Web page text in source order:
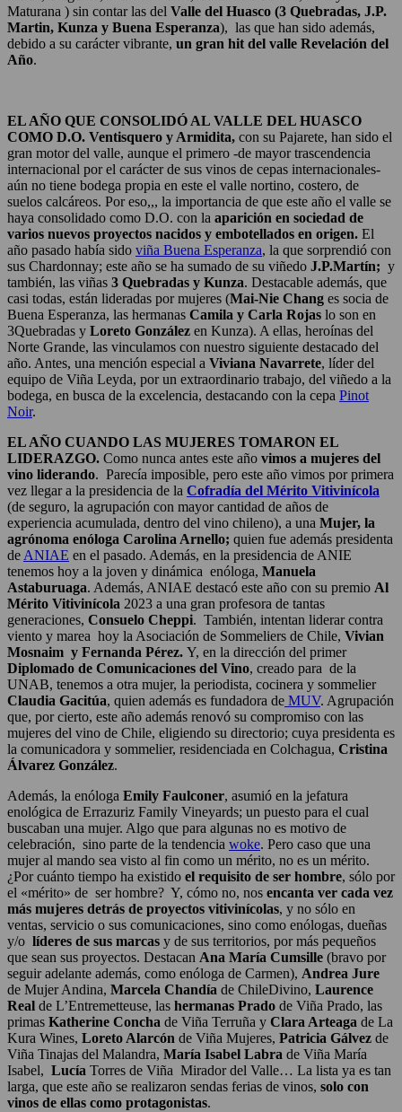
Maturana ) sin contar las del Valle del Huasco (3 Quebradas, J.P.
Martin, Kunza y Buena Esperanza), las que han sido además,
debido a su carácter vibrante, un gran hit del valle Revelación del
Año.
EL AÑO QUE CONSOLIDÓ AL VALLE DEL HUASCO
COMO D.O. Ventisquero y Armidita, con su Pajarete, han sido el
gran motor del valle, aunque el primero -de mayor trascendencia
internacional por el carácter de sus vinos de cepas internacionales-
aún no tiene bodega propia en este el valle nortino, costero, de
suelos calcáreos. Por eso,,, la importancia de que este año el valle se
haya consolidado como D.O. con la aparición en sociedad de
varios nuevos proyectos nacidos y embotellados en origen. El
año pasado había sido viña Buena Esperanza, la que sorprendió con
sus Chardonnay; este año se ha sumado de su viñedo J.P.Martín; y
también, las viñas 3 Quebradas y Kunza. Destacable además, que
casi todas, están lideradas por mujeres (Mai-Nie Chang es socia de
Buena Esperanza, las hermanas Camila y Carla Rojas lo son en
3Quebradas y Loreto González en Kunza). A ellas, heroínas del
Norte Grande, las vinculamos con nuestro siguiente destacado del
año. Antes, una mención especial a Viviana Navarrete, líder del
equipo de Viña Leyda, por un extraordinario trabajo, del viñedo a la
bodega, en busca de la excelencia, destacando con la cepa Pinot
Noir.
EL AÑO CUANDO LAS MUJERES TOMARON EL
LIDERAZGO. Como nunca antes este año vimos a mujeres del
vino liderando. Parecía imposible, pero este año vimos por primera
vez llegar a la presidencia de la Cofradía del Mérito Vitivinícola
(de seguro, la agrupación con mayor cantidad de años de
experiencia acumulada, dentro del vino chileno), a una Mujer, la
agrónoma enóloga Carolina Arnello; quien fue además presidenta
deANIAE en el pasado. Además, en la presidencia de ANIE
tenemos hoy a la joven y dinámica enóloga, Manuela
Astaburuaga. Además, ANIAE destacó este año con su premio Al
Mérito Vitivinícola 2023 a una gran profesora de tantas
generaciones, Consuelo Cheppi. También, intentan liderar contra
viento y marea hoy la Asociación de Sommeliers de Chile, Vivian
Mosnaim y Fernanda Pérez. Y, en la dirección del primer
Diplomado de Comunicaciones del Vino, creado para de la
UNAB, tenemos a otra mujer, la periodista, cocinera y sommelier
Claudia Gacitúa, quien además es fundadora de MUV. Agrupación
que, por cierto, este año además renovó su compromiso con las
mujeres del vino de Chile, eligiendo su directorio; cuya presidenta es
la comunicadora y sommelier, residenciada en Colchagua, Cristina
Álvarez González.
Además, la enóloga Emily Faulconer, asumió en la jefatura
enológica de Errazuriz Family Vineyards; un puesto para el cual
buscaban una mujer. Algo que para algunas no es motivo de
celebración, sino parte de la tendencia woke. Pero caso que una
mujer al mando sea visto al fin como un mérito, no es un mérito.
¿Por cuánto tiempo ha existido el requisito de ser hombre, sólo por
el «mérito» de ser hombre? Y, cómo no, nos encanta ver cada vez
más mujeres detrás de proyectos vitivinícolas, y no sólo en
ventas, servicio o sus comunicaciones, sino como enólogas, dueñas
y/o líderes de sus marcas y de sus territorios, por más pequeños
que sean sus proyectos. Destacan Ana María Cumsille (bravo por
seguir adelante además, como enóloga de Carmen), Andrea Jure
de Mujer Andina, Marcela Chandía de ChileDivino, Laurence
Real de L’Entremetteuse, las hermanas Prado de Viña Prado, las
primas Katherine Concha de Viña Terruña y Clara Arteaga de La
Kura Wines, Loreto Alarcón de Viña Mujeres, Patricia Gálvez de
Viña Tinajas del Malandra, María Isabel Labra de Viña María
Isabel, Lucía Torres de Viña Mirador del Valle… La lista ya es tan
larga, que este año se realizaron sendas ferias de vinos, solo con
vinos de ellas como protagonistas.